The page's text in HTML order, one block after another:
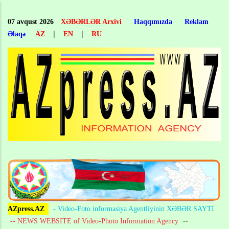
main
content
07 avqust 2026 XƏBƏRLƏR Arxivi Haqqımızda
Reklam
Əlaqə
AZ | EN | RU
AZpress.AZ
- Video-Foto informasiya Agentliyinin XƏBƏR SAYTI
-- NEWS WEBSITE of Video-Photo Information Agency --